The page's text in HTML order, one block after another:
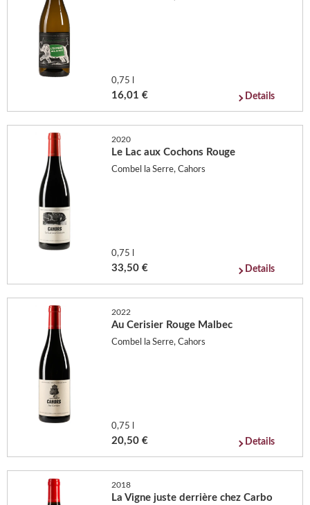
0,75 l
16,01 € Details
2020
Le Lac aux Cochons Rouge
Combel la Serre, Cahors
0,75 l
33,50 € Details
2022
Au Cerisier Rouge Malbec
Combel la Serre, Cahors
0,75 l
20,50 € Details
2018
La Vigne juste derrière chez Carbo